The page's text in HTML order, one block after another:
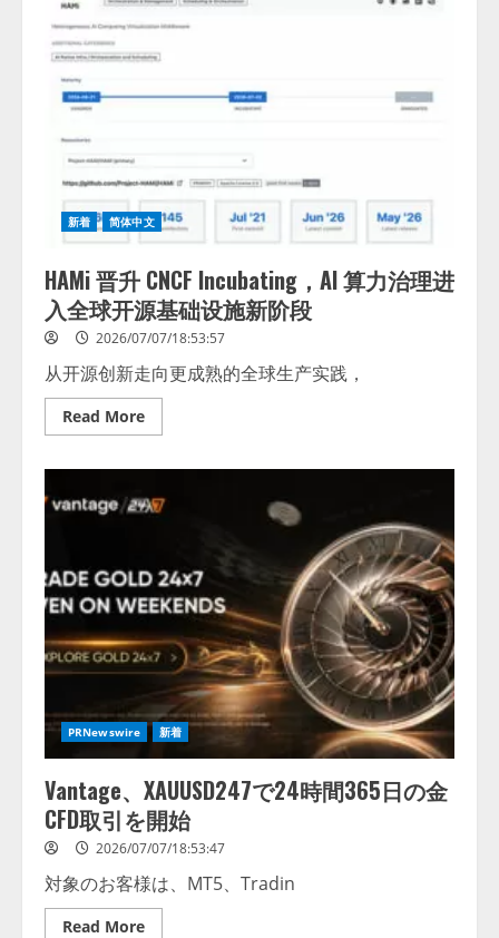
Certification
demonstrating
in
AI
新着 简体中文
HAMi 晋升 CNCF Incubating，AI 算力治理进
入全球开源基础设施新阶段
2026/07/07/18:53:57
从开源创新走向更成熟的全球生产实践，
Read MoreRead
more
升
CNCF
力
治
理
进
入
全
球
开
基
础
设
施
阶
段
PRNewswire 新着
Vantage、XAUUSD247で24時間365日の金
CFD取引を開始
2026/07/07/18:53:47
対象のお客様は、MT5、Tradin
Read MoreRead